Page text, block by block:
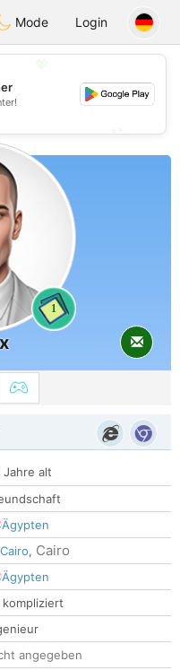
Mode Login
1
Jahre alt
Ägypten
Cairo, Cairo
Ägypten
kompliziert
angegeben